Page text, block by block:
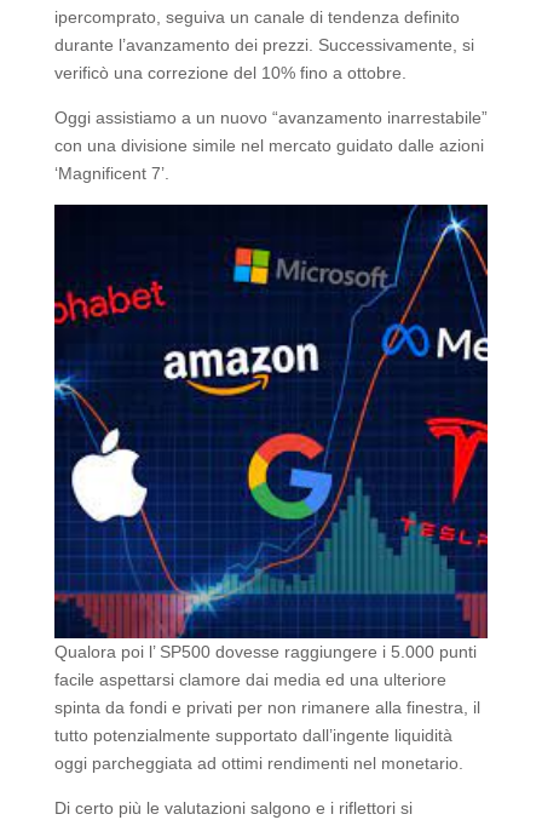
ipercomprato, seguiva un canale di tendenza definito
durante l’avanzamento dei prezzi. Successivamente, si
verificò una correzione del 10% fino a ottobre.
Oggi assistiamo a un nuovo “avanzamento inarrestabile”
con una divisione simile nel mercato guidato dalle azioni
‘Magnificent 7’.
Qualora poi l’ SP500 dovesse raggiungere i 5.000 punti
facile aspettarsi clamore dai media ed una ulteriore
spinta da fondi e privati per non rimanere alla finestra, il
tutto potenzialmente supportato dall’ingente liquidità
oggi parcheggiata ad ottimi rendimenti nel monetario.
Di certo più le valutazioni salgono e i riflettori si